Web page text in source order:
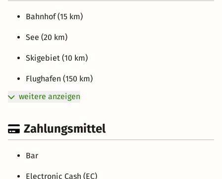
Bahnhof (15 km)
See (20 km)
Skigebiet (10 km)
Flughafen (150 km)
weitere anzeigen
Zahlungsmittel
Bar
Electronic Cash (EC)